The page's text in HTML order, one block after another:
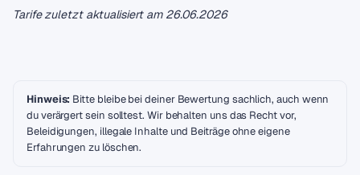
Tarife zuletzt aktualisiert am 26.06.2026
Hinweis: Bitte bleibe bei deiner Bewertung sachlich, auch wenn
du verärgert sein solltest. Wir behalten uns das Recht vor,
Beleidigungen, illegale Inhalte und Beiträge ohne eigene
Erfahrungen zu löschen.